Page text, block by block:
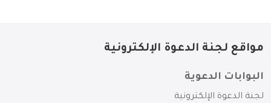
مواقع لجنة الدعوة الإلكترونية
البوابات الدعوية
لجنة الدعوة الإلكترونية